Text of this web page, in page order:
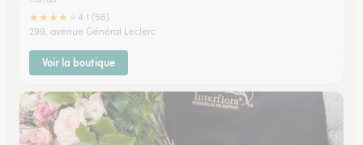
★★★★
4.1 (56)
299, avenue Général Leclerc
Voir la boutique